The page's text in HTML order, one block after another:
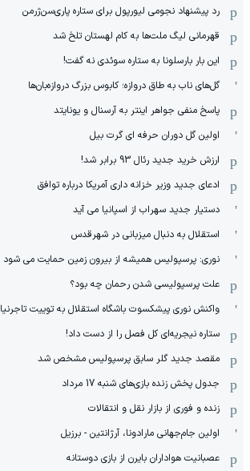
رد پیشنهاد نجومی لیورپول برای ستاره پاری‌سن‌ژرمن
قهرمانی لیگ ملت‌ها به کام لهستان تلخ شد
این بار بارسلونا به ستاره سوئدی نه گفت!
گل‌های ناب به طاق دروازه؛ کابوس بزرگ دروازه‌بان‌ها
پاسخ منفی جواهر اینتر به آرسنال و یونایتد
اولین گل دوران حرفه ای گرت بیل
ارزش خرید جدید رئال 93 برابر شد!
ادعای جدید وزیر خزانه داری آمریکا درباره توافق
دستیار جدید سهراب از اسپانیا می آید
استقلال به دنبال میزبانی در شهرقدس
نوری: پرسپولیس همیشه از بیرون زمین حمایت می شود
علت پرسپولیسی شدن رحمان چه بود؟
واکنش نوری پیشکسوت باشگاه استقلال به توییت تاجرنیا
ستاره نیجریه‌ای کل فصل را از دست داد!
مقصد جدید گلر سابق پرسپولیس مشخص شد
جدول پخش زنده بازی‌های شنبه 17 مرداد
زنده و فوری از بازار نقل و انتقالات
اولین جام‌جهانی مارادونا، آرژانتین - برزیل
عصبانیت هواداران بایرن از بازی دوستانه